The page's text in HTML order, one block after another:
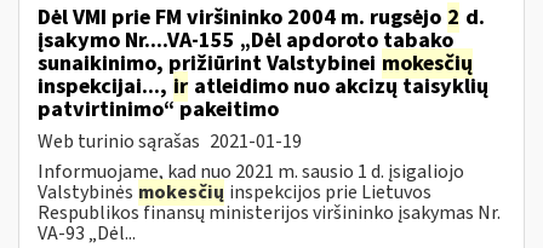
Dėl VMI prie FM viršininko 2004 m. rugsėjo 2 d.
įsakymo Nr....VA-155 „Dėl apdoroto tabako
sunaikinimo, prižiūrint Valstybinei mokesčių
inspekcijai..., ir atleidimo nuo akcizų taisyklių
patvirtinimo“ pakeitimo
Web turinio sąrašas 2021-01-19
Informuojame, kad nuo 2021 m. sausio 1 d. įsigaliojo
Valstybinės mokesčių inspekcijos prie Lietuvos
Respublikos finansų ministerijos viršininko įsakymas Nr.
VA-93 „Dėl...